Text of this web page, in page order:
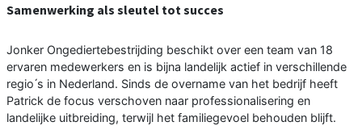
Samenwerking als sleutel tot succes
Jonker Ongediertebestrijding beschikt over een team van 18
ervaren medewerkers en is bijna landelijk actief in verschillende
regio ́s in Nederland. Sinds de overname van het bedrijf heeft
Patrick de focus verschoven naar professionalisering en
landelijke uitbreiding, terwijl het familiegevoel behouden blijft.